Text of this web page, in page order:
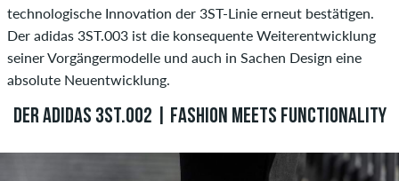
technologische Innovation der 3ST-Linie erneut bestätigen.
Der adidas 3ST.003 ist die konsequente Weiterentwicklung
seiner Vorgängermodelle und auch in Sachen Design eine
absolute Neuentwicklung.
DER ADIDAS 3ST.002 | FASHION MEETS FUNCTIONALITY